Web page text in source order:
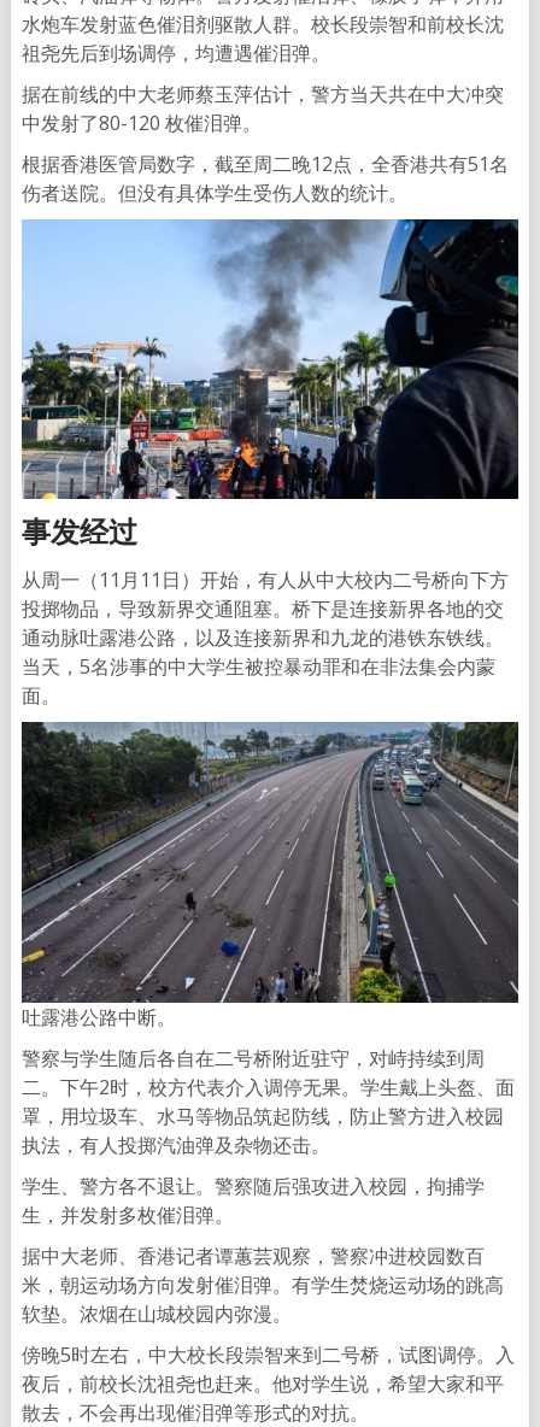
水炮车发射蓝色催泪剂驱散人群。校长段崇智和前校长沈
祖尧先后到场调停，均遭遇催泪弹。
据在前线的中大老师蔡玉萍估计，警方当天共在中大冲突
中发射了80-120 枚催泪弹。
根据香港医管局数字，截至周二晚12点，全香港共有51名
伤者送院。但没有具体学生受伤人数的统计。
事发经过
从周一（11月11日）开始，有人从中大校内二号桥向下方
投掷物品，导致新界交通阻塞。桥下是连接新界各地的交
通动脉吐露港公路，以及连接新界和九龙的港铁东铁线。
当天，5名涉事的中大学生被控暴动罪和在非法集会内蒙
面。
吐露港公路中断。
警察与学生随后各自在二号桥附近驻守，对峙持续到周
二。下午2时，校方代表介入调停无果。学生戴上头盔、面
罩，用垃圾车、水马等物品筑起防线，防止警方进入校园
执法，有人投掷汽油弹及杂物还击。
学生、警方各不退让。警察随后强攻进入校园，拘捕学
生，并发射多枚催泪弹。
据中大老师、香港记者谭蕙芸观察，警察冲进校园数百
米，朝运动场方向发射催泪弹。有学生焚烧运动场的跳高
软垫。浓烟在山城校园内弥漫。
傍晚5时左右，中大校长段崇智来到二号桥，试图调停。入
夜后，前校长沈祖尧也赶来。他对学生说，希望大家和平
散去，不会再出现催泪弹等形式的对抗。